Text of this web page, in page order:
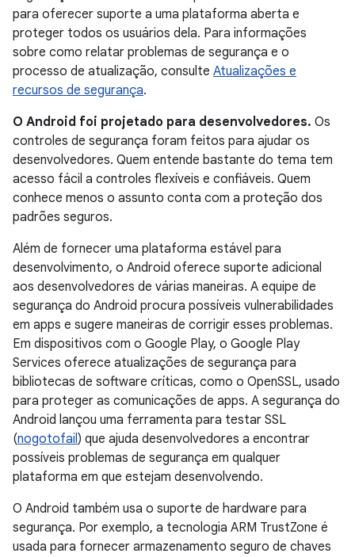
para oferecer suporte a uma plataforma aberta e
proteger todos os usuários dela. Para informações
sobre como relatar problemas de segurança e o
processo de atualização, consulte Atualizações e
recursos de segurança.
O Android foi projetado para desenvolvedores. Os
controles de segurança foram feitos para ajudar os
desenvolvedores. Quem entende bastante do tema tem
acesso fácil a controles flexíveis e confiáveis. Quem
conhece menos o assunto conta com a proteção dos
padrões seguros.
Além de fornecer uma plataforma estável para
desenvolvimento, o Android oferece suporte adicional
aos desenvolvedores de várias maneiras. A equipe de
segurança do Android procura possíveis vulnerabilidades
em apps e sugere maneiras de corrigir esses problemas.
Em dispositivos com o Google Play, o Google Play
Services oferece atualizações de segurança para
bibliotecas de software críticas, como o OpenSSL, usado
para proteger as comunicações de apps. A segurança do
Android lançou uma ferramenta para testar SSL
(nogotofail) que ajuda desenvolvedores a encontrar
possíveis problemas de segurança em qualquer
plataforma em que estejam desenvolvendo.
O Android também usa o suporte de hardware para
segurança. Por exemplo, a tecnologia ARM TrustZone é
usada para fornecer armazenamento seguro de chaves